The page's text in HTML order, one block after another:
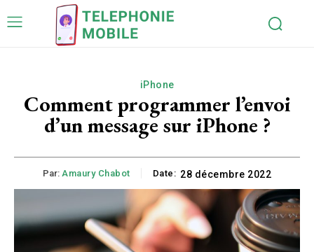
iPhone
Comment programmer l’envoi
d’un message sur iPhone ?
Par: Amaury Chabot Date: 28 décembre 2022